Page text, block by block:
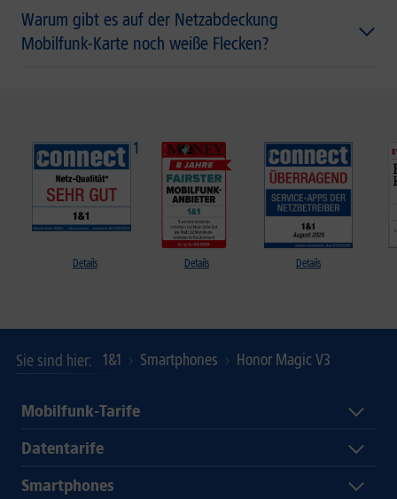
Warum gibt es auf der Netzabdeckung
Mobilfunk-Karte noch weiße Flecken?
Details Details Details
Sie sind hier 1&1 Smartphones Honor Magic V3
Mobilfunk-Tarife
Datentarife
Smartphones